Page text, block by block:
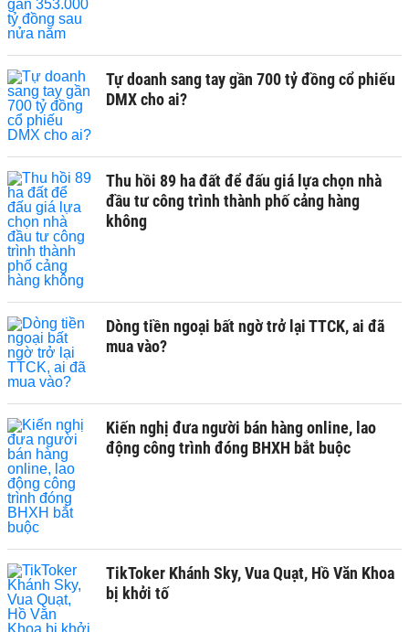
Tự doanh sang tay gần 700 tỷ đồng cổ phiếu
DMX cho ai?
Thu hồi 89 ha đất để đấu giá lựa chọn nhà
đầu tư công trình thành phố cảng hàng
không
Dòng tiền ngoại bất ngờ trở lại TTCK, ai đã
mua vào?
Kiến nghị đưa người bán hàng online, lao
động công trình đóng BHXH bắt buộc
TikToker Khánh Sky, Vua Quạt, Hồ Văn Khoa
bị khởi tố